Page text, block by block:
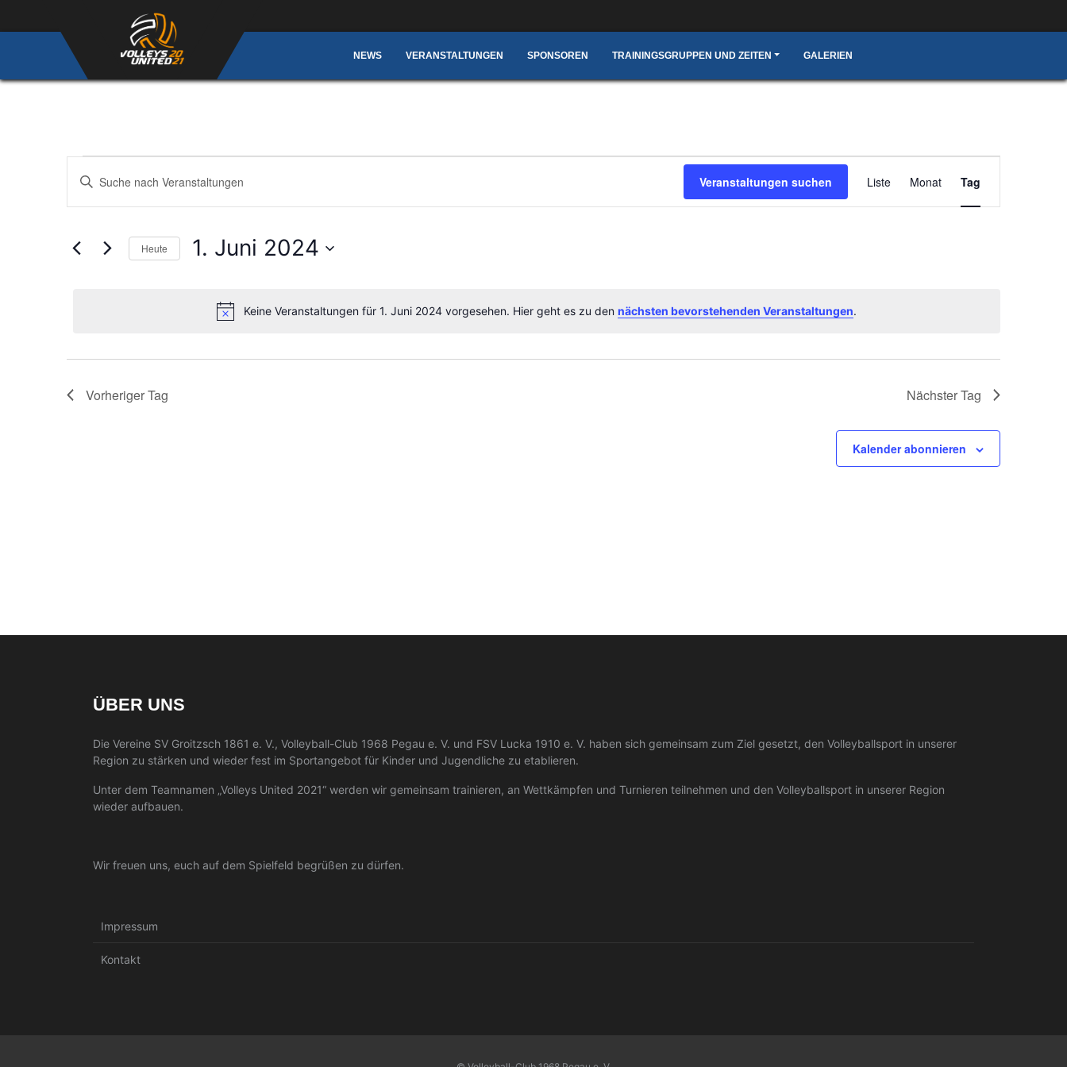
NEWS VERANSTALTUNGEN SPONSOREN TRAININGSGRUPPEN UND ZEITEN GALERIEN
Veranstaltungen für 1. Juni 2024
Hinweis
Keine Veranstaltungen für 1. Juni 2024 vorgesehen. Hier geht es zu den nächsten bevorstehenden Veranstaltungen.
Veranstaltungen
Suche
Ansichten,
Bitte
nach
Veranstaltungen suchen
Ansichten-
Liste Monat Tag
Heute 1. Juni 2024
Vorheriger Tag Nächster Tag
Kalender abonnieren
ÜBER UNS
Die Vereine SV Groitzsch 1861 e. V., Volleyball-Club 1968 Pegau e. V. und FSV Lucka 1910 e. V. haben sich gemeinsam zum Ziel gesetzt, den Volleyballsport in unserer
Region zu stärken und wieder fest im Sportangebot für Kinder und Jugendliche zu etablieren.
Unter dem Teamnamen „Volleys United 2021“ werden wir gemeinsam trainieren, an Wettkämpfen und Turnieren teilnehmen und den Volleyballsport in unserer Region
wieder aufbauen.
Wir freuen uns, euch auf dem Spielfeld begrüßen zu dürfen.
Impressum
Kontakt